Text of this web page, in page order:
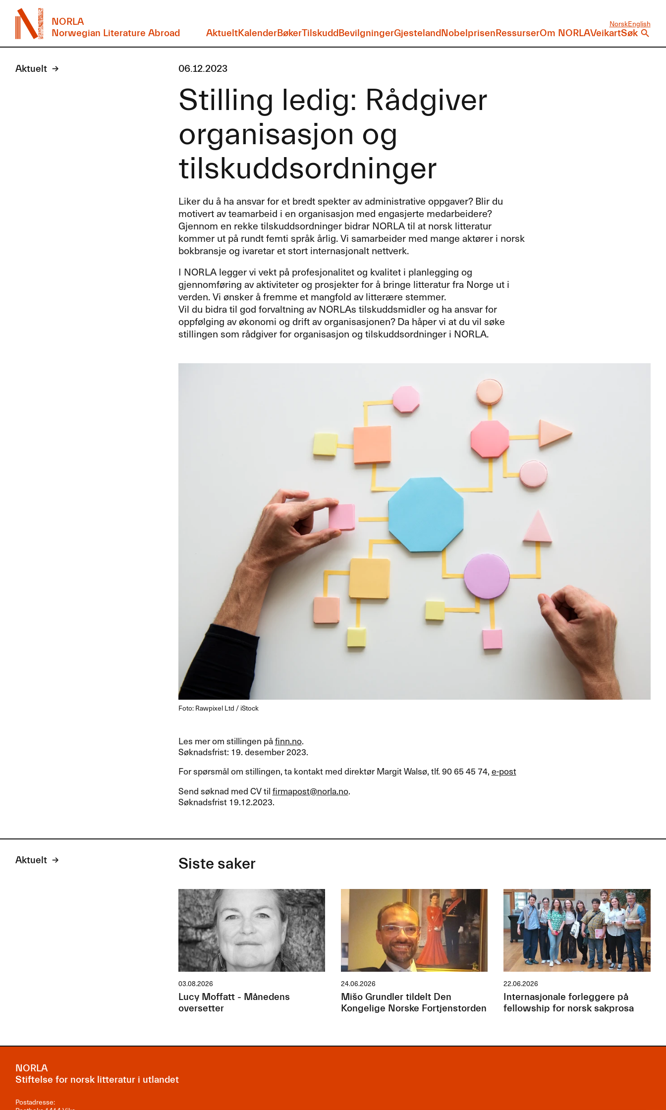
NORLA
Norwegian Literature Abroad
NorskEnglish
AktueltKalenderBøkerTilskuddBevilgningerGjestelandNobelprisenRessurserOm NORLAVeikartSøk
Aktuelt 06.12.2023
Stilling ledig: Rådgiver
organisasjon og
tilskuddsordninger
Liker du å ha ansvar for et bredt spekter av administrative oppgaver? Blir du
motivert av teamarbeid i en organisasjon med engasjerte medarbeidere?
Gjennom en rekke tilskuddsordninger bidrar NORLAtil at norsk litteratur
kommer ut på rundt femti språk årlig. Vi samarbeider med mange aktører i norsk
bokbransje og ivaretar et stort internasjonalt nettverk.
I NORLAlegger vi vekt på profesjonalitet og kvalitet i planlegging og
gjennomføring av aktiviteter og prosjekter for å bringe litteratur fra Norge ut i
verden. Vi ønsker å fremme et mangfold av litterære stemmer.
Vil du bidra til god forvaltning av NORLAs tilskuddsmidler og ha ansvar for
oppfølging av økonomi og drift av organisasjonen? Da håper vi at du vil søke
stillingen som rådgiver for organisasjon og tilskuddsordninger i NORLA.
Foto: Rawpixel Ltd / iStock
Les mer om stillingen påfinn.no.
Søknadsfrist: 19. desember 2023.
For spørsmål om stillingen, ta kontakt med direktør Margit Walsø, tlf. 90 65 45 74,e-post
Send søknad med CV tilfirmapost@norla.no.
Søknadsfrist 19.12.2023.
Aktuelt Siste saker
03.08.2026
Lucy Moffatt - Månedens
oversetter
24.06.2026
Mišo Grundler tildelt Den
Kongelige Norske Fortjenstorden
22.06.2026
Internasjonale forleggere på
fellowship for norsk sakprosa
NORLA
Stiftelse for norsk litteratur i utlandet
Postadresse: